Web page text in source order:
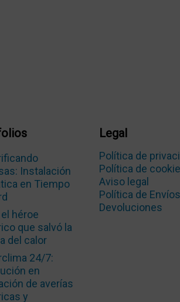
Instalación
en Tiempo
el héroe
que salvó la
del calor
24/7:
en
de averías
y
Legal
Política de
Política de
Aviso legal
Política de
Devoluciones